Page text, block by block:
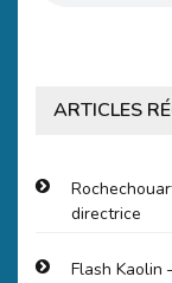
ARTICLES
directrice
Flash Kaolin